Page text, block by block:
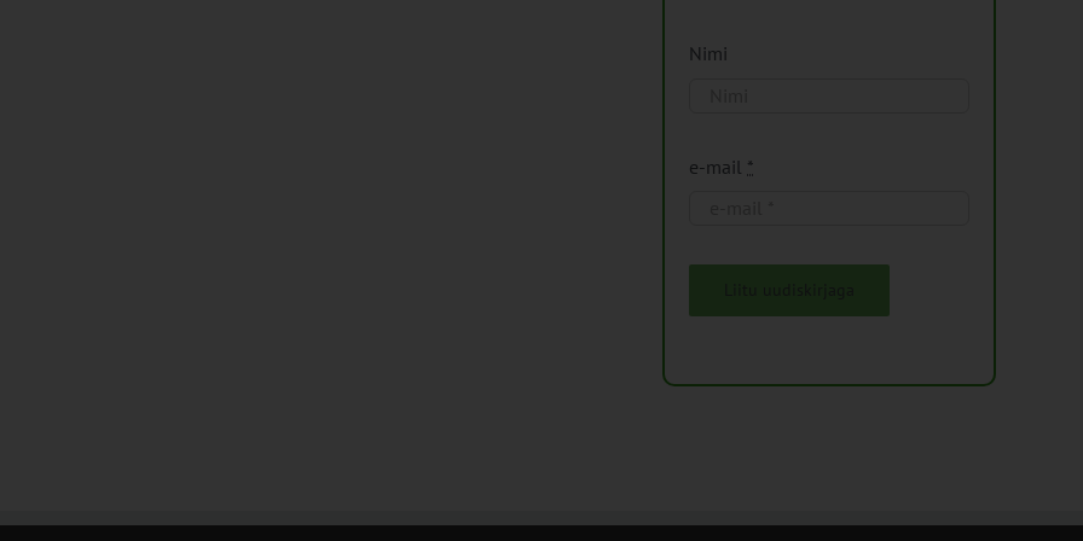
Nimi
e-mail *